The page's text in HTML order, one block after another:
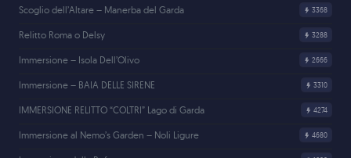
Scoglio dell’Altare – Manerba del Garda 3368
Relitto Roma o Delsy 3288
Immersione – Isola Dell’Olivo 2666
Immersione – BAIA DELLE SIRENE 3310
IMMERSIONE RELITTO “COLTRI” Lago di Garda 4274
Immersione al Nemo’s Garden – Noli Ligure 4680